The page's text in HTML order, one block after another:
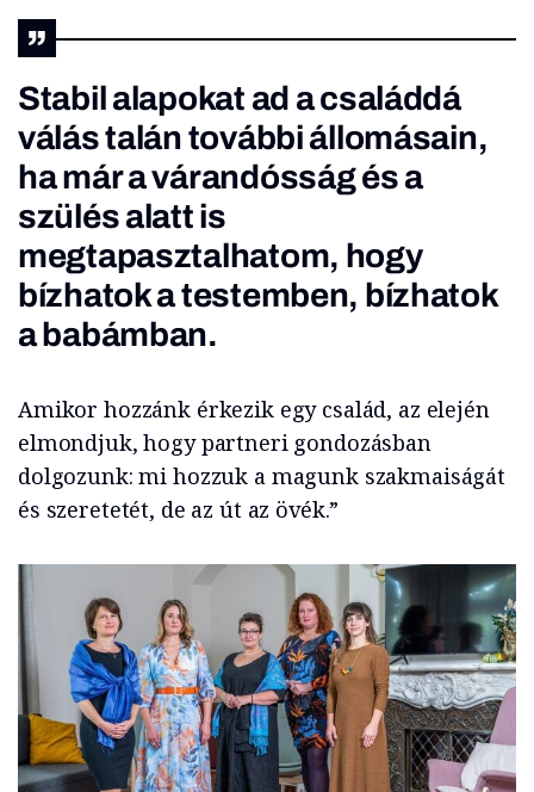
Stabil alapokat ad a családdá
válás talán további állomásain,
ha már a várandósság és a
szülés alatt is
megtapasztalhatom, hogy
bízhatok a testemben, bízhatok
a babámban.
Amikor hozzánk érkezik egy család, az elején
elmondjuk, hogy partneri gondozásban
dolgozunk: mi hozzuk a magunk szakmaiságát
és szeretetét, de az út az övék.”